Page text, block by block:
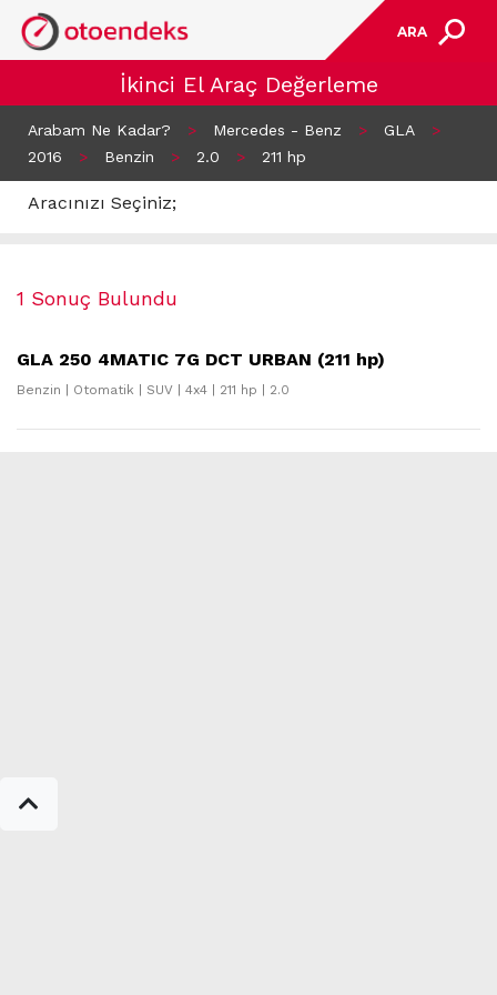
ARA
İkinci El Araç Değerleme
Arabam Ne Kadar? > Mercedes - Benz > GLA
>
2016
> Benzin > 2.0 > 211 hp
Aracınızı Seçiniz;
1 Sonuç Bulundu
GLA 250 4MATIC 7G DCT URBAN (211 hp)
Benzin | Otomatik | SUV | 4x4 | 211 hp | 2.0